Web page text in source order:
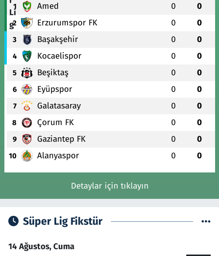
1 Amed 0 0
2 Erzurumspor FK 0 0
3 Başakşehir 0 0
4 Kocaelispor 0 0
5 Beşiktaş 0 0
6 Eyüpspor 0 0
7 Galatasaray 0 0
8 Çorum FK 0 0
9 Gaziantep FK 0 0
10 Alanyaspor 0 0
Detaylar için tıklayın
Süper Lig Fikstür
14 Ağustos, Cuma